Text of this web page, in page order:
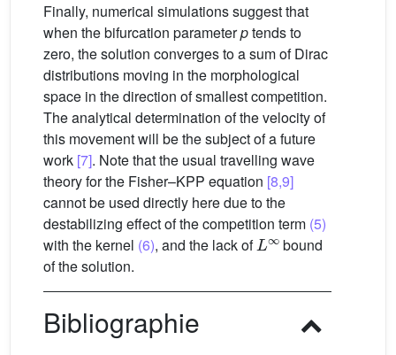
Finally, numerical simulations suggest that
when the bifurcation parameterptends to
zero, the solution converges to a sum of Dirac
distributions moving in the morphological
space in the direction of smallest competition.
The analytical determination of the velocity of
this movement will be the subject of a future
work [7]. Note that the usual travelling wave
theory for the Fisher–KPP equation [8,9]
cannot be used directly here due to the
destabilizing effect of the competition term (5)
with the kernel (6), and the lack of
L∞
bound
of the solution.
Bibliographie